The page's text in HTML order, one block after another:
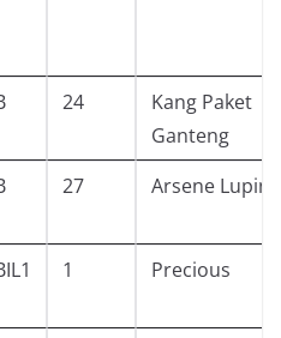
24
Kang Paket
Ganteng
27 Arsene Lupin
1 Precious